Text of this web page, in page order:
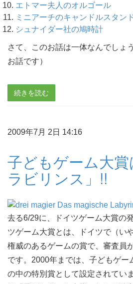
エトマー夫人のオルゴール
ミニアーチのキャンドルスタン
シュナイダー社の鳩時計
さて、このお話は一体なんでしょ
お話です）
続きを読む
2009年7月 2日 14:16
子どもゲーム大
ラビリンス」!!
去る6/29に、ドイツゲーム大賞の
ツゲーム大賞とは、ドイツで（い
権威のあるゲームの賞で、審査員
です。2000年までは、子どもゲー
の中の特別賞として設定されてい